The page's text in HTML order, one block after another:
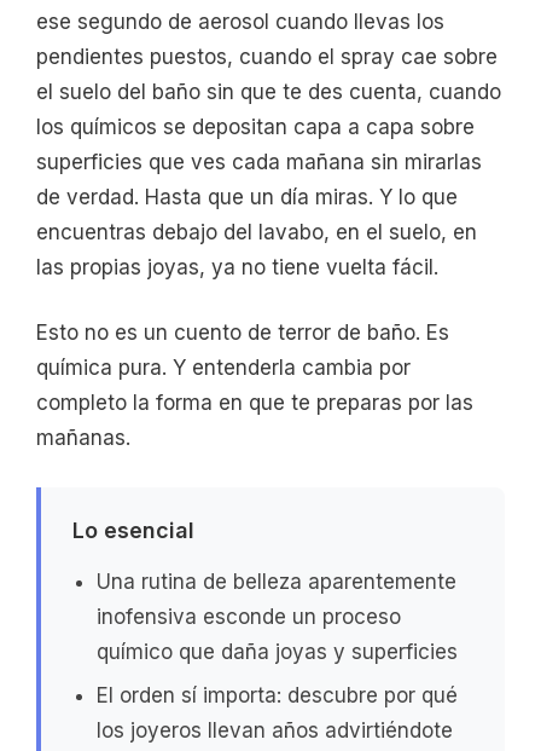
ese segundo de aerosol cuando llevas los
pendientes puestos, cuando el spray cae sobre
el suelo del baño sin que te des cuenta, cuando
los químicos se depositan capa a capa sobre
superficies que ves cada mañana sin mirarlas
de verdad. Hasta que un día miras. Y lo que
encuentras debajo del lavabo, en el suelo, en
las propias joyas, ya no tiene vuelta fácil.
Esto no es un cuento de terror de baño. Es
química pura. Y entenderla cambia por
completo la forma en que te preparas por las
mañanas.
Lo esencial
Una rutina de belleza aparentemente
inofensiva esconde un proceso
químico que daña joyas y superficies
El orden sí importa: descubre por qué
los joyeros llevan años advirtiéndote